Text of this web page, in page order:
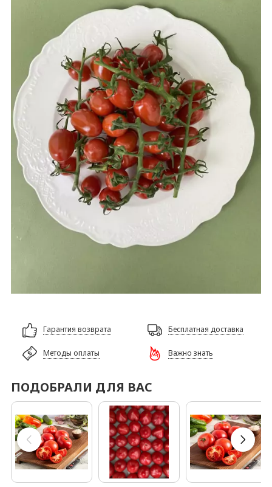
Гарантия возврата Бесплатная доставка
Методы оплаты Важно знать
ПОДОБРАЛИ ДЛЯ ВАС